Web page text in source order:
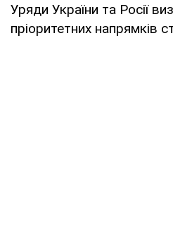
Уряди України та Росії
пріоритетних напрямків